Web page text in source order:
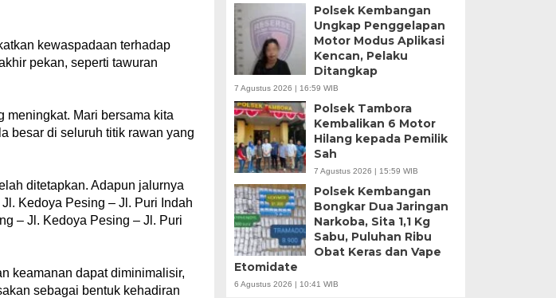
kewaspadaan terhadap
pekan, seperti tawuran
meningkat. Mari bersama kita
besar di seluruh titik rawan yang
ditetapkan. Adapun jalurnya
Kedoya Pesing – Jl. Puri Indah
– Jl. Kedoya Pesing – Jl. Puri
keamanan dapat diminimalisir,
sebagai bentuk kehadiran
Polsek Kembangan
Ungkap Penggelapan
Motor Modus Aplikasi
Kencan, Pelaku
Ditangkap
7 Agustus 2026 | 16:59 WIB
Polsek Tambora
Kembalikan 6 Motor
Hilang kepada Pemilik
Sah
7 Agustus 2026 | 15:59 WIB
Polsek Kembangan
Bongkar Dua Jaringan
Narkoba, Sita 1,1 Kg
Sabu, Puluhan Ribu
Obat Keras dan Vape
Etomidate
6 Agustus 2026 | 10:41 WIB